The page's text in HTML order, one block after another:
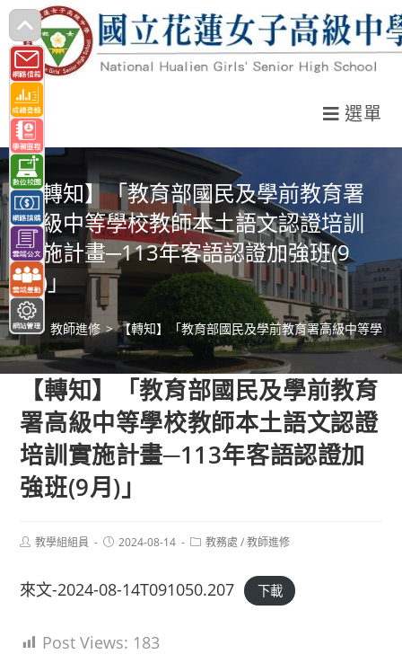
跳
轉
至
主
要
內
容
選單
【轉知】「教育部國民及學前教育署
高級中等學校教師本土語文認證培訓
實施計畫─113年客語認證加強班(9
月)」
> 教師進修 > 【轉知】「教育部國民及學前教育署高級中等學
【轉知】「教育部國民及學前教育
署高級中等學校教師本土語文認證
培訓實施計畫─113年客語認證加
強班(9月)」
Post教學組組員
Post2024-08-14
Post教務處 / 教師進修
來文-2024-08-14T091050.207 下載
Post Views: 183